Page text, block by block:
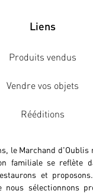
Liens
Produits vendus
Vendre vos objets
Rééditions
le Marchand d'Oublis
familiale se reflète
et
nous sélectionnons